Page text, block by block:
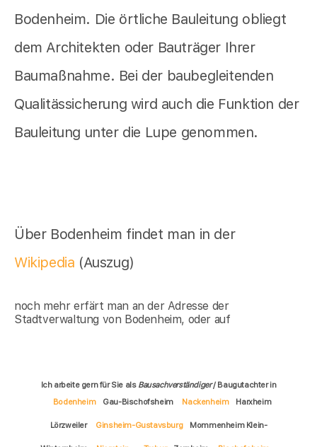
Bodenheim. Die örtliche Bauleitung obliegt
dem Architekten oder Bauträger Ihrer
Baumaßnahme. Bei der baubegleitenden
Qualitässicherung wird auch die Funktion der
Bauleitung unter die Lupe genommen.
Über Bodenheim findet man in der
Wikipedia (Auszug)
noch mehr erfärt man an der Adresse der
Stadtverwaltung von Bodenheim, oder auf
Ich arbeite gern für Sie als Bausachverständiger/ Baugutachter in
Bodenheim
Gau-Bischofsheim Nackenheim Harxheim
Lörzweiler Ginsheim-Gustavsburg Mommenheim Klein-